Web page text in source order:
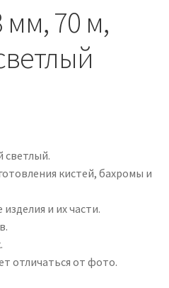
мм, 70 м,
светлый.
кистей, бахромы и
и их части.
отличаться от фото.